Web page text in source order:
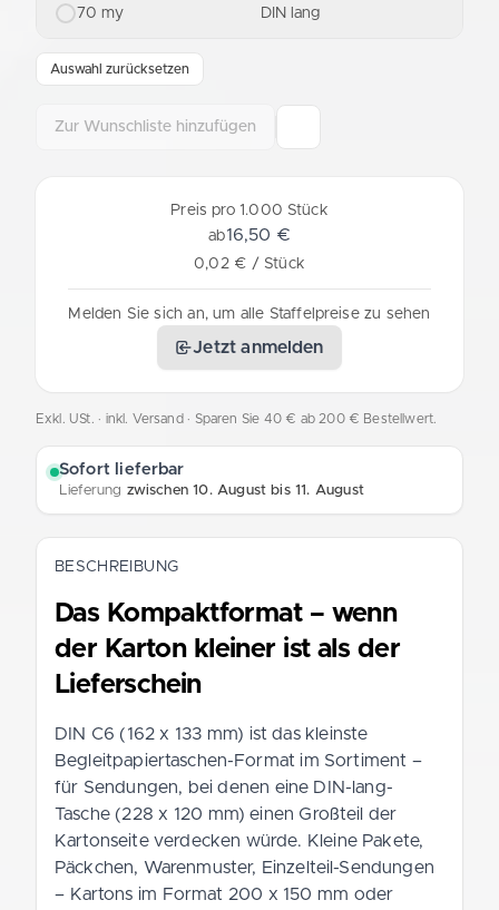
70 my DIN lang
Auswahl zurücksetzen
Zur Wunschliste hinzufügen
Preis pro 1.000 Stück
ab16,50 €
0,02 € / Stück
Melden Sie sich an, um alle Staffelpreise zu sehen
Jetzt anmelden
Exkl. USt. · inkl. Versand · Sparen Sie 40 € ab 200 € Bestellwert.
Sofort lieferbar
Lieferung zwischen 10. August bis 11. August
BESCHREIBUNG
Das Kompaktformat – wenn
der Karton kleiner ist als der
Lieferschein
DIN C6 (162 x 133 mm) ist das kleinste
Begleitpapiertaschen-Format im Sortiment –
für Sendungen, bei denen eine DIN-lang-
Tasche (228 x 120 mm) einen Großteil der
Kartonseite verdecken würde. Kleine Pakete,
Päckchen, Warenmuster, Einzelteil-Sendungen
– Kartons im Format 200 x 150 mm oder